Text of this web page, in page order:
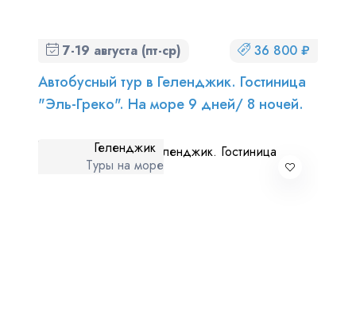
7-19 августа (пт-ср) 36 800 ₽
Автобусный тур в Геленджик. Гостиница
"Эль-Греко". На море 9 дней/ 8 ночей.
Геленджик
Туры на море